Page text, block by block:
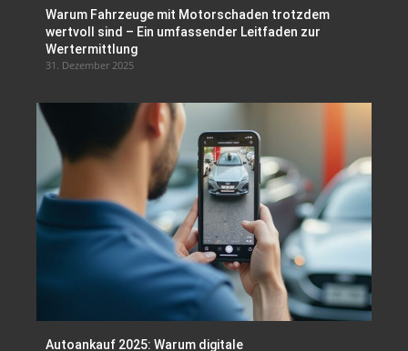
Warum Fahrzeuge mit Motorschaden trotzdem
wertvoll sind – Ein umfassender Leitfaden zur
Wertermittlung
31. Dezember 2025
Autoankauf 2025: Warum digitale